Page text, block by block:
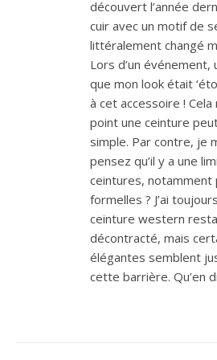
naturel Couleur:
Hauteur: 20 cm,
cm; Taille: M, L,
naturelle) :
extrême, port
peau,
l'humidité, fibre
Mode
thermothérapie
moyen physique
qui consiste à
la chaleur sur
sensibles, dans
décontraction
et de
douleur. La
une
améliorant
et la nutrition
pour un bien-être
optimal au
hauteur : 20 cm,
30 cm ? 20 cm :
ciblée de la zone
basse 25 cm :
intermédiaire
et début du dos)
couverture
(lombaires, dos
flancs) — idéale
recherchez une
très
Choisissez une
plus grande si
douleur s'étend
zone plus haute
large. 3. La
découvert l’année
cuir avec un motif de
littéralement changé
Lors d’un événement,
que mon look était
à cet accessoire ! Cela
point une ceinture
simple. Par contre, je
pensez qu’il y a une
ceintures, notamment
formelles ? J’ai
ceinture western
décontracté, mais
élégantes semblent
cette barrière. Qu’en